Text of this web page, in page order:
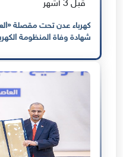
قبل 3 أشهر
شهادة وفاة المنظومة